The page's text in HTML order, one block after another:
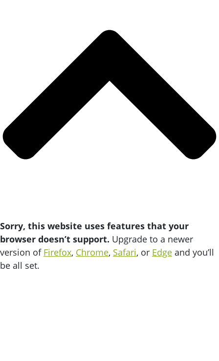
Sorry, this website uses features that your
browser doesn’t support. Upgrade to a newer
version of Firefox, Chrome, Safari, or Edge and you’ll
be all set.